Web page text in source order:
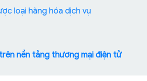
loại hàng hóa dịch vụ
nền tảng thương mại điện tử